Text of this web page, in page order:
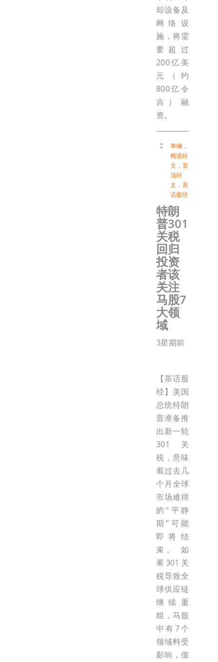
却设备及
网络设
施，将需
要超过
200亿美
元（约
800亿令
吉）融
资。
專欄 ，
精选好
文 ， 置
顶好
文 ， 茶
话股经
特朗
普301
关税
回归
投资
者该
关注
马股7
大领
域
3星期前
【茶话股
经】美国
总统特朗
普准备推
出新一轮
301关
税，意味
着过去几
个月全球
市场难得
的“平静
期”可能
即将结
束。 如
果301关
税导致全
球供应链
继续重
组，马股
中有7个
领域料受
影响，值